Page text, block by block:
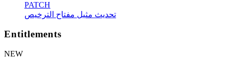
PATCH
تحديث مثيل مفتاح الترخيص
Entitlements
NEW